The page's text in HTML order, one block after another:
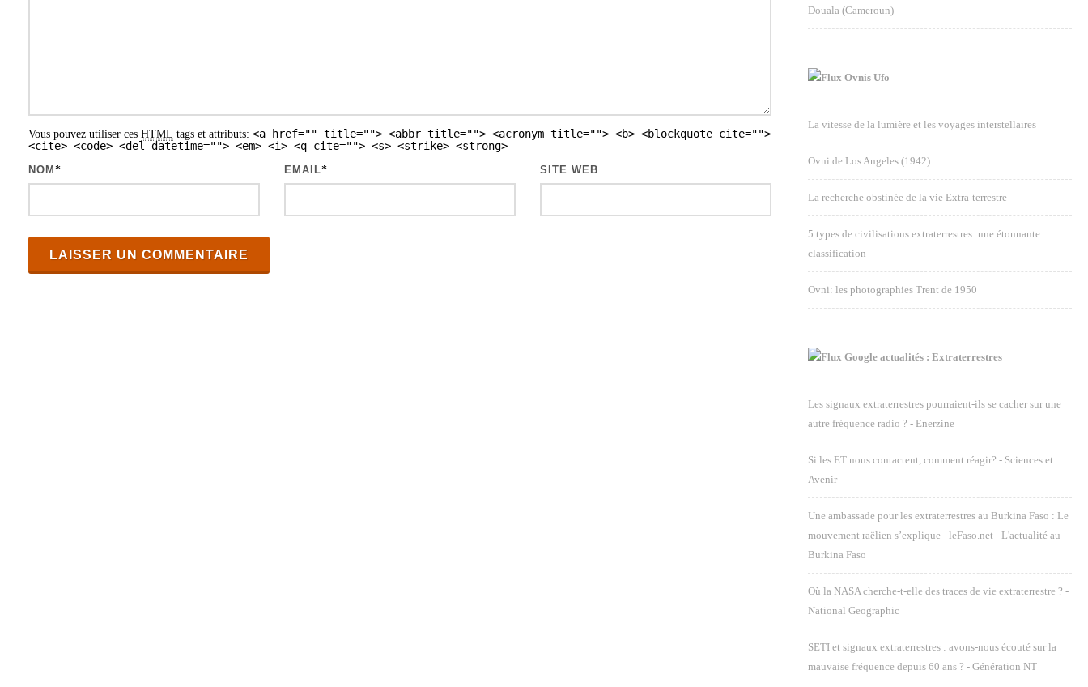
Vous pouvez utiliser ces HTML tags et attributs: <a href="" title=""> <abbr title=""> <acronym title=""> <b> <blockquote cite="">
<cite> <code> <del datetime=""> <em> <i> <q cite=""> <s> <strike> <strong>
NOM * EMAIL* SITE WEB
Douala (Cameroun)
Ovnis Ufo
La vitesse de la lumière et les voyages interstellaires
Ovni de Los Angeles (1942)
La recherche obstinée de la vie Extra-terrestre
5 types de civilisations extraterrestres: une étonnante
classification
Ovni: les photographies Trent de 1950
Google actualités : Extraterrestres
Les signaux extraterrestres pourraient-ils se cacher sur une
autre fréquence radio ? - Enerzine
Si les ET nous contactent, comment réagir? - Sciences et
Avenir
Une ambassade pour les extraterrestres au Burkina Faso : Le
mouvement raëlien s’explique - leFaso.net - L'actualité au
Burkina Faso
Où la NASA cherche-t-elle des traces de vie extraterrestre ? -
National Geographic
SETI et signaux extraterrestres : avons-nous écouté sur la
mauvaise fréquence depuis 60 ans ? - Génération NT